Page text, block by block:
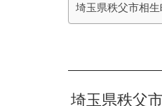
埼玉県秩父市相生
埼玉県秩父